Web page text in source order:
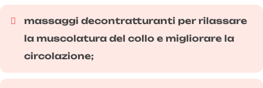
massaggi decontratturanti per rilassare
la muscolatura del collo e migliorare la
circolazione;